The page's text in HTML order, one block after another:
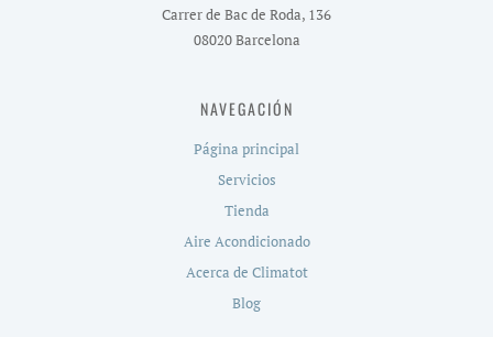
Carrer de Bac de Roda, 136
08020 Barcelona
NAVEGACIÓN
Página principal
Servicios
Tienda
Aire Acondicionado
Acerca de Climatot
Blog